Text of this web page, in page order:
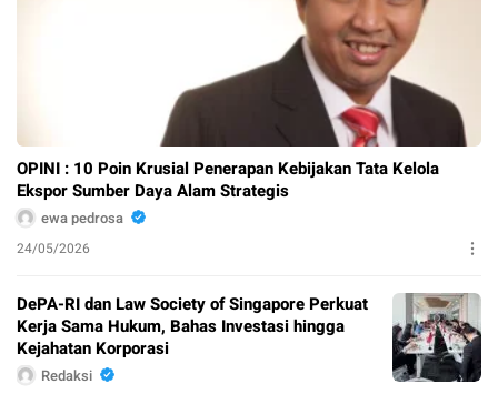
OPINI : 10 Poin Krusial Penerapan Kebijakan Tata Kelola
Ekspor Sumber Daya Alam Strategis
ewa pedrosa
24/05/2026
DePA-RI dan Law Society of Singapore Perkuat
Kerja Sama Hukum, Bahas Investasi hingga
Kejahatan Korporasi
Redaksi